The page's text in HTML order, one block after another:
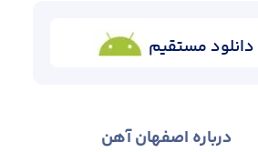
دانلود مستقیم
درباره اصفهان آهن